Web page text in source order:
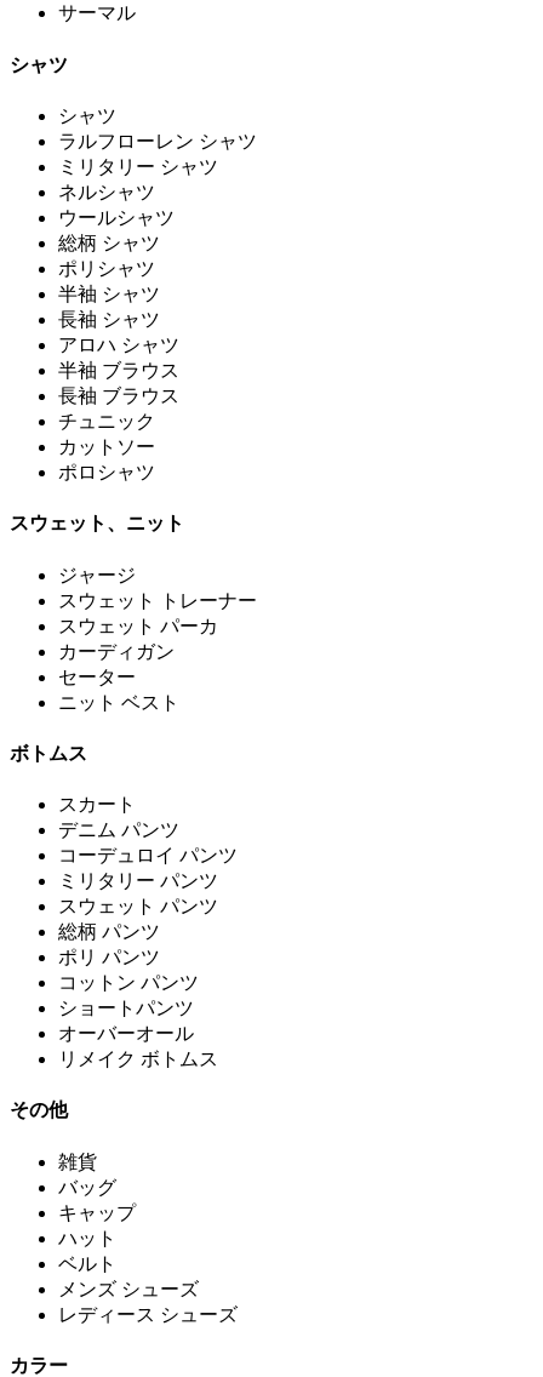
サーマル
シャツ
シャツ
ラルフローレン シャツ
ミリタリー シャツ
ネルシャツ
ウールシャツ
総柄 シャツ
ポリシャツ
半袖 シャツ
長袖 シャツ
アロハ シャツ
半袖 ブラウス
長袖 ブラウス
チュニック
カットソー
ポロシャツ
スウェット、ニット
ジャージ
スウェット トレーナー
スウェット パーカ
カーディガン
セーター
ニット ベスト
ボトムス
スカート
デニム パンツ
コーデュロイ パンツ
ミリタリー パンツ
スウェット パンツ
総柄 パンツ
ポリ パンツ
コットン パンツ
ショートパンツ
オーバーオール
リメイク ボトムス
その他
雑貨
バッグ
キャップ
ハット
ベルト
メンズ シューズ
レディース シューズ
カラー